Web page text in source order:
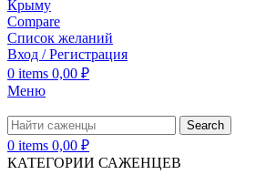
Compare
Список желаний
Вход / Регистрация
0 items 0,00 ₽
Меню
Search
0 items 0,00 ₽
КАТЕГОРИИ САЖЕНЦЕВ